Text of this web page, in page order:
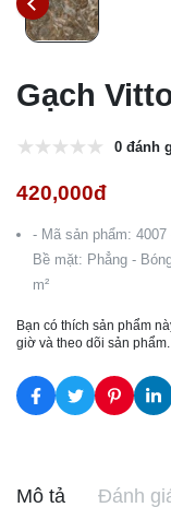
Gạch
0 đánh
420,000đ
- Mã sản phẩm:
Bề mặt: Phẳng -
m²
Bạn có thích sản phẩm
giờ và theo dõi sản phẩm.
Mô tả Đánh